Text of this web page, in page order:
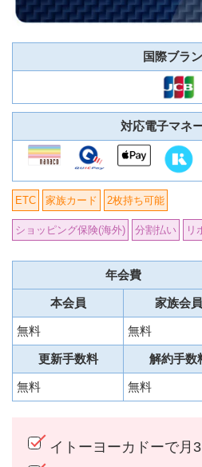
国際ブラ
対応電子マネ
ETC 家族カード 2枚持ち可能
ショッピング保険(海外) 分割払い リ
年会費
本会員
家族会員
無料 無料
更新手数料 解約手数
無料 無料
イトーヨーカドーで月